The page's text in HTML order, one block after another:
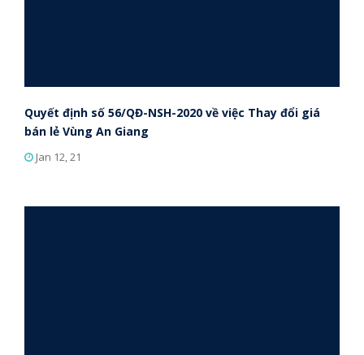
Quyết định số 56/QĐ-NSH-2020 về việc Thay đổi giá
bán lẻ Vùng An Giang
Jan 12, 21